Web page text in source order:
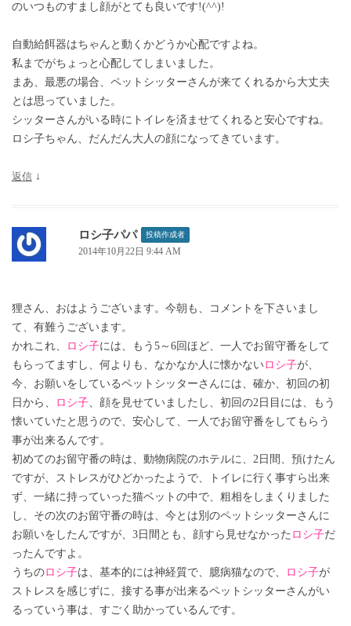
のいつものすまし顔がとても良いです!(^^)!
自動給餌器はちゃんと動くかどうか心配ですよね。
私までがちょっと心配してしまいました。
まあ、最悪の場合、ペットシッターさんが来てくれるから大丈夫
とは思っていました。
シッターさんがいる時にトイレを済ませてくれると安心ですね。
ロシ子ちゃん、だんだん大人の顔になってきています。
返信 ↓
ロシ子パパ 投稿作成者
2014年10月22日 9:44 AM
狸さん、おはようございます。今朝も、コメントを下さいまし
て、有難うございます。
かれこれ、
ロシ子には、もう5～6回ほど、一人でお留守番をして
もらってますし、何よりも、なかなか人に懐かないロシ子が、
今、お願いをしているペットシッターさんには、確か、初回の初
日から、
ロシ子、顔を見せていましたし、初回の2日目には、もう
懐いていたと思うので、安心して、一人でお留守番をしてもらう
事が出来るんです。
初めてのお留守番の時は、動物病院のホテルに、2日間、預けたん
ですが、ストレスがひどかったようで、トイレに行く事すら出来
ず、一緒に持っていった猫ベットの中で、粗相をしまくりました
し、その次のお留守番の時は、今とは別のペットシッターさんに
お願いをしたんですが、3日間とも、顔すら見せなかった ロシ子だ
ったんですよ。
うちのロシ子は、基本的には神経質で、臆病猫なので、 ロシ子が
ストレスを感じずに、接する事が出来るペットシッターさんがい
るっていう事は、すごく助かっているんです。